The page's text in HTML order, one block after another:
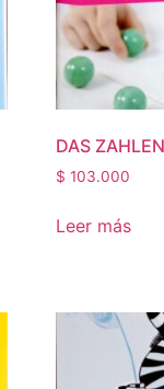
DAS
$ 103.000
Leer más